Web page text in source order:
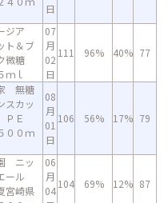
日
ジア
ト＆ブ
微糖
ｍｌ
07
月
02
日
111 96% 40% 77
無糖
スカッ
Ｅ
００ｍ
08
月
01
日
106 56% 17% 79
ニッ
ール
宮崎県
06
月
04
104 69% 12% 87